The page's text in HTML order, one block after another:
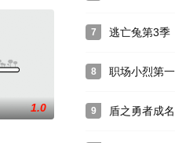
1.0
7 逃亡兔第3季
8 职场小烈第
9 盾之勇者成